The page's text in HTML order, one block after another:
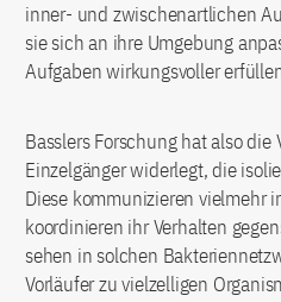
inner- und zwischenartlichen
sie sich an ihre Umgebung
Aufgaben wirkungsvoller
Basslers Forschung hat also
Einzelgänger widerlegt, die
Diese kommunizieren vielmehr
koordinieren ihr Verhalten
sehen in solchen
Vorläufer zu vielzelligen